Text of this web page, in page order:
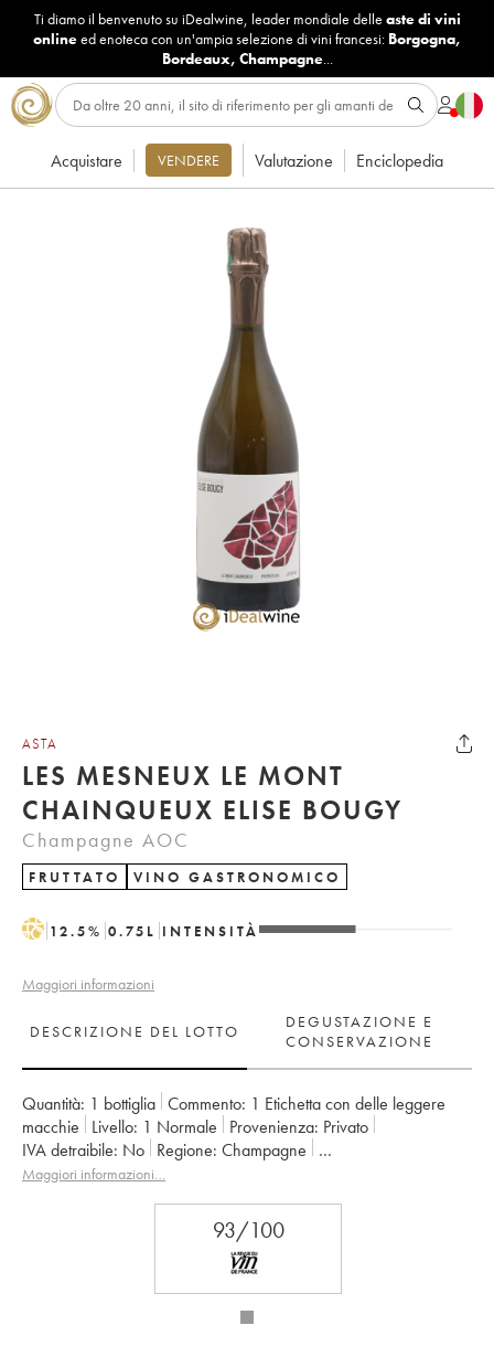
Ti diamo il benvenuto su iDealwine, leader mondiale delle aste di vini
onlineed enoteca con un'ampia selezione di vini francesi: Borgogna,
Bordeaux, Champagne...
Acquistare VENDERE Valutazione Enciclopedia
ASTA
LES MESNEUX LE MONT
CHAINQUEUX ELISE BOUGY
Champagne AOC
FRUTTATO VINO GASTRONOMICO
H 12.5% 0.75 L INTENSITÀ
Maggiori informazioni
DESCRIZIONE DEL LOTTO
DEGUSTAZIONE E
CONSERVAZIONE
Quantità: 1 bottiglia Commento: 1 Etichetta con delle leggere
macchie
Livello: 1 Normale Provenienza:
privato
IVA detraibile:
no Regione:
Champagne
Denominazione:
Champagne
Maggiori informazioni…
93/100